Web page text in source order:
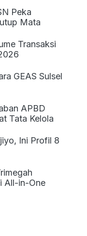
Peka
Mata
Transaksi
GEAS Sulsel
APBD
Tata Kelola
Ini Profil 8
All-in-One